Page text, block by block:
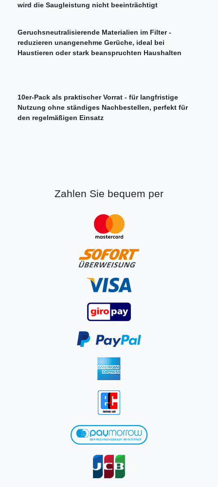
wird die Saugleistung nicht beeinträchtigt
Geruchsneutralisierende Materialien im Filter -
reduzieren unangenehme Gerüche, ideal bei
Haustieren oder stark beanspruchten Haushalten
10er-Pack als praktischer Vorrat - für langfristige
Nutzung ohne ständiges Nachbestellen, perfekt für
den regelmäßigen Einsatz
Zahlen Sie bequem per